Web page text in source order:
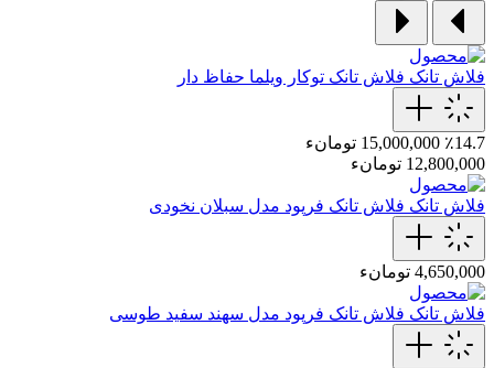
فلاش تانک فلاش تانک توکار ویلما حفاظ دار
٪14.7 15,000,000 تومانء
12,800,000 تومانء
فلاش تانک فلاش تانک فرپود مدل سبلان نخودی
4,650,000 تومانء
فلاش تانک فلاش تانک فرپود مدل سهند سفید طوسی